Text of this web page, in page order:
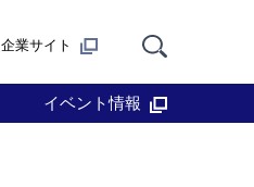
企業サイト
イベント情報